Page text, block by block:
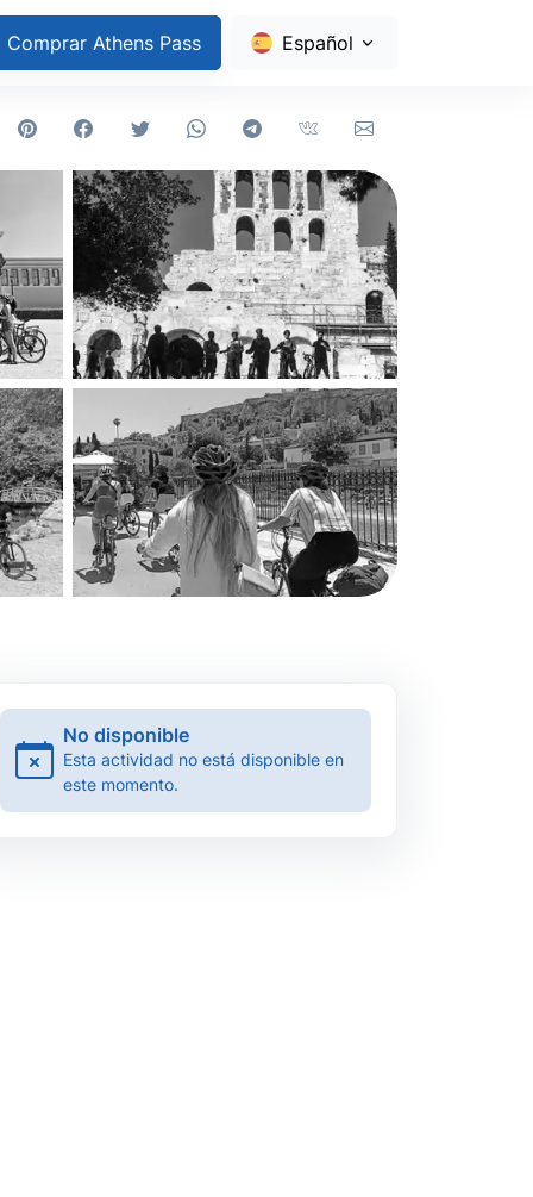
Comprar Athens Pass Español
No disponible
Esta actividad no está disponible en
este momento.